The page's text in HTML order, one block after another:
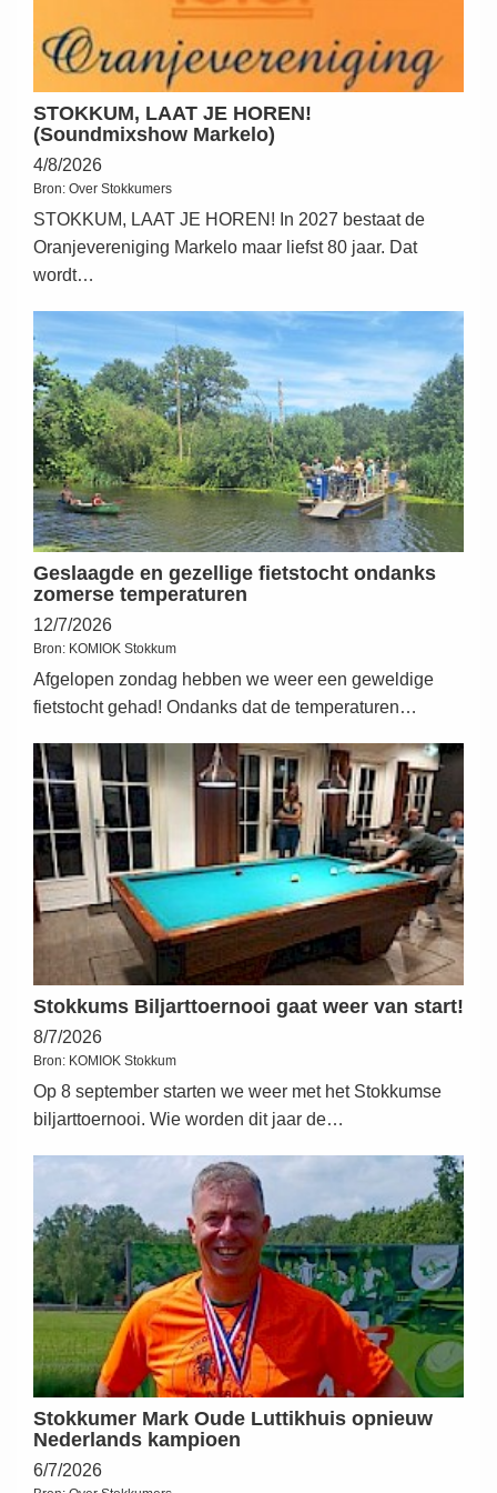
STOKKUM, LAAT JE HOREN!
(Soundmixshow Markelo)
4/8/2026
Bron: Over Stokkumers
STOKKUM, LAAT JE HOREN! In 2027 bestaat de
Oranjevereniging Markelo maar liefst 80 jaar. Dat
wordt…
Geslaagde en gezellige fietstocht ondanks
zomerse temperaturen
12/7/2026
Bron: KOMIOK Stokkum
Afgelopen zondag hebben we weer een geweldige
fietstocht gehad! Ondanks dat de temperaturen…
Stokkums Biljarttoernooi gaat weer van start!
8/7/2026
Bron: KOMIOK Stokkum
Op 8 september starten we weer met het Stokkumse
biljarttoernooi. Wie worden dit jaar de…
Stokkumer Mark Oude Luttikhuis opnieuw
Nederlands kampioen
6/7/2026